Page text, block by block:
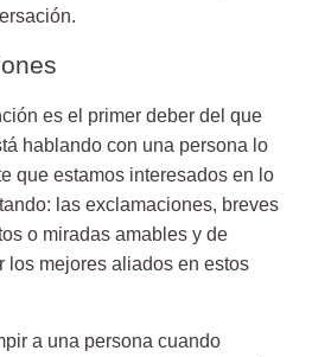
es el primer deber del que
hablando con una persona lo
que estamos interesados en lo
las exclamaciones, breves
o miradas amables y de
los mejores aliados en estos
a una persona cuando